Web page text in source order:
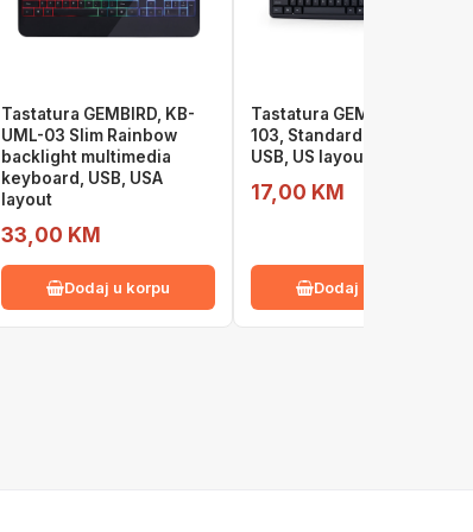
Tastatura GEMBIRD, KB-
UML-03 Slim Rainbow
backlight multimedia
keyboard, USB, USA
layout
33,00 KM
Dodaj u korpu
Tastatura GEMBIRD, KB-U-
103, Standard keyboard,
USB, US layout, black
17,00 KM
Dodaj u korpu